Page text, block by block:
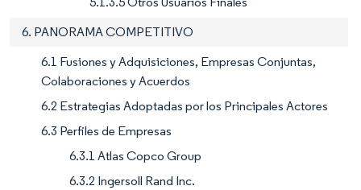
6. PANORAMA COMPETITIVO
6.1 Fusiones y Adquisiciones, Empresas Conjuntas,
Colaboraciones y Acuerdos
6.2 Estrategias Adoptadas por los Principales Actores
6.3 Perfiles de Empresas
6.3.1 Atlas Copco Group
6.3.2 Ingersoll Rand Inc.